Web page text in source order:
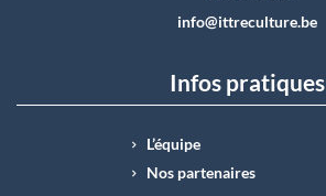
info@ittreculture.be
Infos pratiques
L’équipe
Nos partenaires